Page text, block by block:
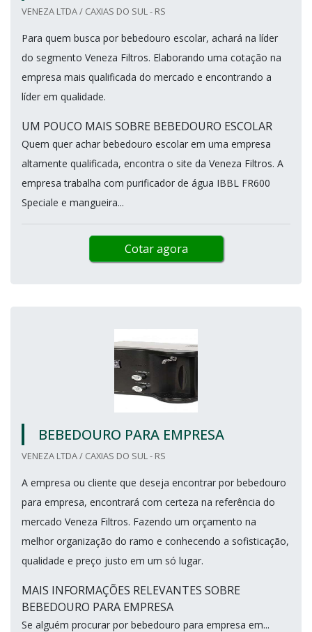
VENEZA LTDA / CAXIAS DO SUL - RS
Para quem busca por bebedouro escolar, achará na líder
do segmento Veneza Filtros. Elaborando uma cotação na
empresa mais qualificada do mercado e encontrando a
líder em qualidade.
UM POUCO MAIS SOBRE BEBEDOURO ESCOLAR
Quem quer achar bebedouro escolar em uma empresa
altamente qualificada, encontra o site da Veneza Filtros. A
empresa trabalha com purificador de água IBBL FR600
Speciale e mangueira...
Cotar agora
BEBEDOURO PARA EMPRESA
VENEZA LTDA / CAXIAS DO SUL - RS
A empresa ou cliente que deseja encontrar por bebedouro
para empresa, encontrará com certeza na referência do
mercado Veneza Filtros. Fazendo um orçamento na
melhor organização do ramo e conhecendo a sofisticação,
qualidade e preço justo em um só lugar.
MAIS INFORMAÇÕES RELEVANTES SOBRE
BEBEDOURO PARA EMPRESA
Se alguém procurar por bebedouro para empresa em...